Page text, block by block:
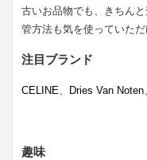
古いお品物でも、きちん
管方法も気を使っていた
注目ブランド
CELINE、 Dries Van Noten
趣味